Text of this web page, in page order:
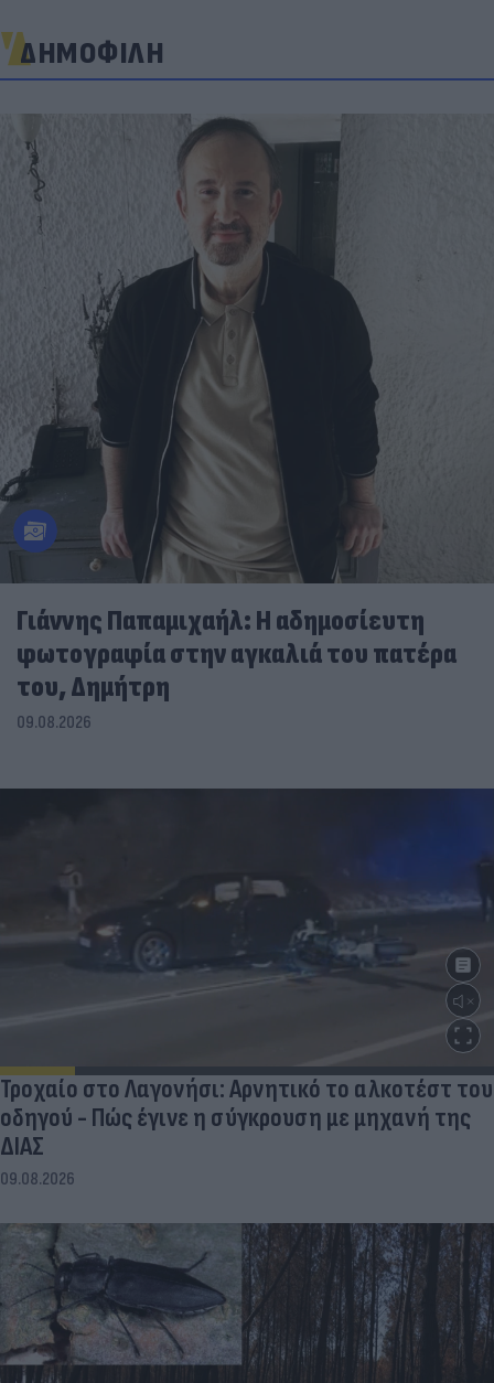
ΔΗΜΟΦΙΛΗ
Γιάννης Παπαμιχαήλ: Η αδημοσίευτη
φωτογραφία στην αγκαλιά του πατέρα
του, Δημήτρη
09.08.2026
Τροχαίο στο Λαγονήσι: Αρνητικό το αλκοτέστ του
οδηγού - Πώς έγινε η σύγκρουση με μηχανή της
ΔΙΑΣ
09.08.2026